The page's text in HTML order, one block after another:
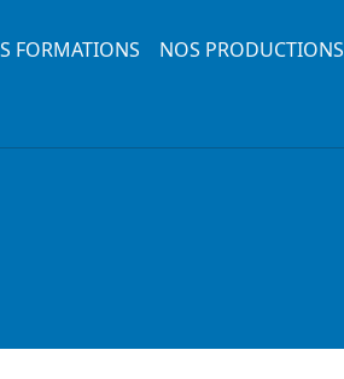
FORMATIONS
NOS PRODUCTIONS